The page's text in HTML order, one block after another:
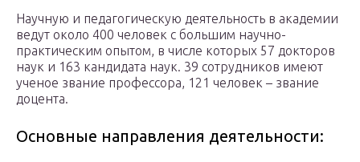
Научную и педагогическую деятельность в академии
ведут около 400 человек с большим научно-
практическим опытом, в числе которых 57 докторов
наук и 163 кандидата наук. 39 сотрудников имеют
ученое звание профессора, 121 человек – звание
доцента.
Основные направления деятельности: